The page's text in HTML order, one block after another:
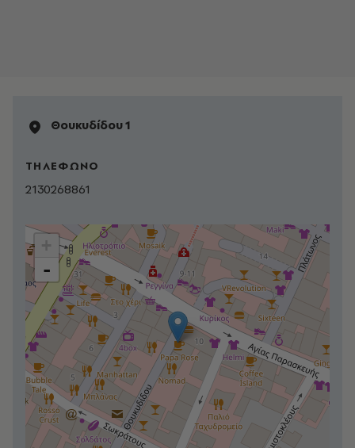
Θουκυδίδου 1
ΤΗΛΕΦΩΝΟ
2130268861
-